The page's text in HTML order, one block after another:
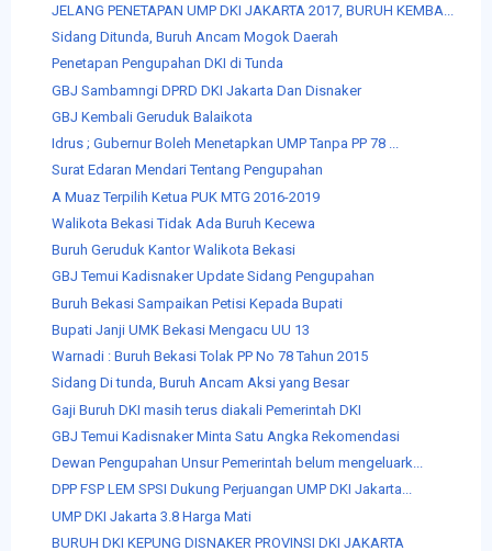
JELANG PENETAPAN UMP DKI JAKARTA 2017, BURUH KEMBA...
Sidang Ditunda, Buruh Ancam Mogok Daerah
Penetapan Pengupahan DKI di Tunda
GBJ Sambamngi DPRD DKI Jakarta Dan Disnaker
GBJ Kembali Geruduk Balaikota
Idrus ; Gubernur Boleh Menetapkan UMP Tanpa PP 78 ...
Surat Edaran Mendari Tentang Pengupahan
A Muaz Terpilih Ketua PUK MTG 2016-2019
Walikota Bekasi Tidak Ada Buruh Kecewa
Buruh Geruduk Kantor Walikota Bekasi
GBJ Temui Kadisnaker Update Sidang Pengupahan
Buruh Bekasi Sampaikan Petisi Kepada Bupati
Bupati Janji UMK Bekasi Mengacu UU 13
Warnadi : Buruh Bekasi Tolak PP No 78 Tahun 2015
Sidang Di tunda, Buruh Ancam Aksi yang Besar
Gaji Buruh DKI masih terus diakali Pemerintah DKI
GBJ Temui Kadisnaker Minta Satu Angka Rekomendasi
Dewan Pengupahan Unsur Pemerintah belum mengeluark...
DPP FSP LEM SPSI Dukung Perjuangan UMP DKI Jakarta...
UMP DKI Jakarta 3.8 Harga Mati
BURUH DKI KEPUNG DISNAKER PROVINSI DKI JAKARTA